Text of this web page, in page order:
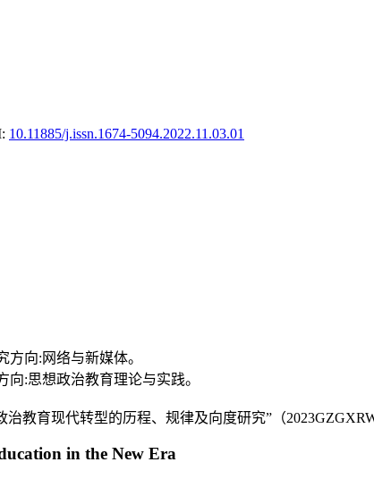
10.11885/j.issn.1674-5094.2022.11.03.01
方向:网络与新媒体。
向:思想政治教育理论与实践。
教育现代转型的历程、规律及向度研究”（
in the New Era